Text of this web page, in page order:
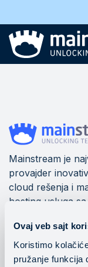
Ovaj veb sajt
Koristimo
pružanje funkcija
Mainstream je
provajder
cloud rešenja i
hosting usluga sa
centara u
Evropi.